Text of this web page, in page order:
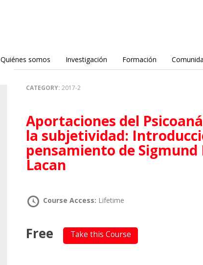
Quiénes somos Investigación Formación
CATEGORY:2017-2
Aportaciones del Psicoanálisis al estudio de
la subjetividad:
pensamiento de Sigmund
Lacan
Course Access: Lifetime
Free Take this Course